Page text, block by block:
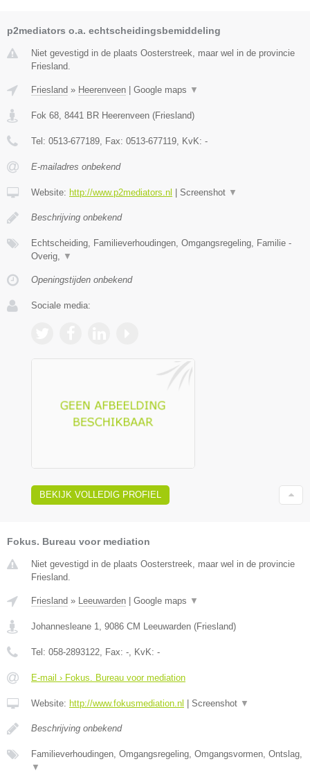
p2mediators o.a. echtscheidingsbemiddeling
Niet gevestigd in de plaats Oosterstreek, maar wel in de provincie
Friesland.
Friesland » Heerenveen Google maps ▼
Fok 68 8441 BR Heerenveen (Friesland)
Tel: 0513-677189 , Fax: 0513-677119 , KvK: -
E-mailadres onbekend
Website: http://www.p2mediators.nl Screenshot ▼
Beschrijving onbekend
Echtscheiding, Familieverhoudingen, Omgangsregeling, Familie -
Overig,
▼
Openingstijden onbekend
Sociale media:
BEKIJK VOLLEDIG PROFIEL
Fokus. Bureau voor mediation
Niet gevestigd in de plaats Oosterstreek, maar wel in de provincie
Friesland.
Friesland » Leeuwarden | Google maps ▼
Johannesleane 1 9086 CM Leeuwarden (Friesland)
Tel: 058-2893122 , Fax: - , KvK: -
E-mail › Fokus. Bureau voor mediation
Website: http://www.fokusmediation.nl | Screenshot ▼
Beschrijving onbekend
Familieverhoudingen, Omgangsregeling, Omgangsvormen, Ontslag,
▼